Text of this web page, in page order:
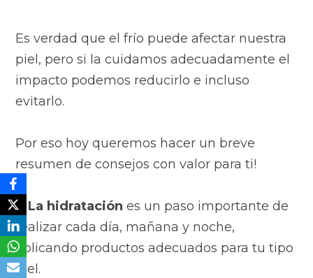
Es verdad que el frío puede afectar nuestra
piel, pero si la cuidamos adecuadamente el
impacto podemos reducirlo e incluso
evitarlo.
Por eso hoy queremos hacer un breve
resumen de consejos con valor para ti!
1. La hidratación es un paso importante de
realizar cada día, mañana y noche,
aplicando productos adecuados para tu tipo
piel.